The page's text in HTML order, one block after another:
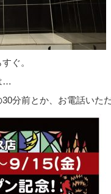
ぐ。
…
分前とか、お電話いた